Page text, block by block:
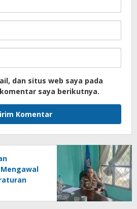
dan situs web saya pada
saya berikutnya.